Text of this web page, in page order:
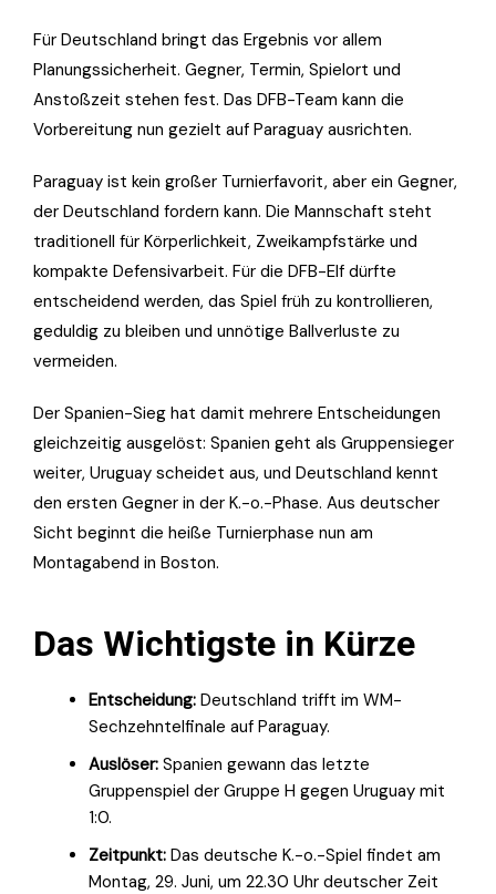
Für Deutschland bringt das Ergebnis vor allem
Planungssicherheit. Gegner, Termin, Spielort und
Anstoßzeit stehen fest. Das DFB-Team kann die
Vorbereitung nun gezielt auf Paraguay ausrichten.
Paraguay ist kein großer Turnierfavorit, aber ein Gegner,
der Deutschland fordern kann. Die Mannschaft steht
traditionell für Körperlichkeit, Zweikampfstärke und
kompakte Defensivarbeit. Für die DFB-Elf dürfte
entscheidend werden, das Spiel früh zu kontrollieren,
geduldig zu bleiben und unnötige Ballverluste zu
vermeiden.
Der Spanien-Sieg hat damit mehrere Entscheidungen
gleichzeitig ausgelöst: Spanien geht als Gruppensieger
weiter, Uruguay scheidet aus, und Deutschland kennt
den ersten Gegner in der K.-o.-Phase. Aus deutscher
Sicht beginnt die heiße Turnierphase nun am
Montagabend in Boston.
Das Wichtigste in Kürze
Entscheidung: Deutschland trifft im WM-
Sechzehntelfinale auf Paraguay.
Auslöser: Spanien gewann das letzte
Gruppenspiel der Gruppe H gegen Uruguay mit
1:0.
Zeitpunkt: Das deutsche K.-o.-Spiel findet am
Montag, 29. Juni, um 22.30 Uhr deutscher Zeit